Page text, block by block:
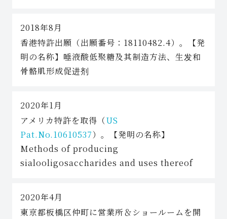
2018年8月
香港特許出願（出願番号：18110482.4）。【発
明の名称】唾液酸低聚糖及其制造方法、生发和
骨骼肌形成促进剂
2020年1月
アメリカ特許を取得（US
Pat.No.10610537）。【発明の名称】
Methods of producing
sialooligosaccharides and uses thereof
2020年4月
東京都板橋区仲町に営業所＆ショールームを開